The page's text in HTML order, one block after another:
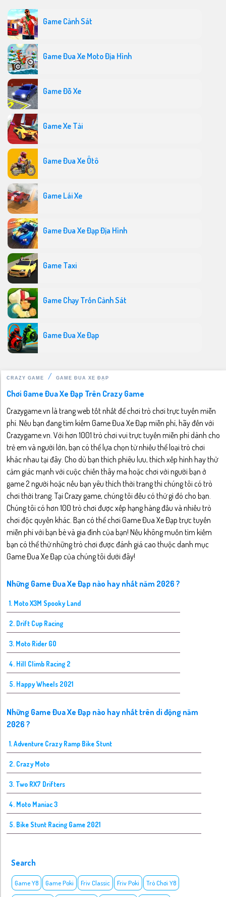
Game Cảnh Sát
Game Đua Xe Moto Địa Hình
Game Đỗ Xe
Game Xe Tải
Game Đua Xe Ôtô
Game Lái Xe
Game Đua Xe Đạp Địa Hình
Game Taxi
Game Chạy Trốn Cảnh Sát
Game Đua Xe Đạp
CRAZY GAME GAME ĐUA XE ĐẠP
Chơi Game Đua Xe Đạp Trên Crazy Game
Crazygame.vn là trang web tốt nhất để chơi trò chơi trực tuyến miễn
phí. Nếu bạn đang tìm kiếm Game Đua Xe Đạp miễn phí, hãy đến với
Crazygame.vn. Với hơn 1001 trò chơi vui trực tuyến miễn phí dành cho
trẻ em và người lớn, bạn có thể lựa chọn từ nhiều thể loại trò chơi
khác nhau tại đây. Cho dù bạn thích phiêu lưu, thích xếp hình hay thử
cảm giác mạnh với cuộc chiến thây ma hoặc chơi với người bạn ở
game 2 người hoặc nếu bạn yêu thích thời trang thì chúng tôi có trò
chơi thời trang. Tại Crazy game, chúng tôi đều có thứ gì đó cho bạn.
Chúng tôi có hơn 100 trò chơi được xếp hạng hàng đầu và nhiều trò
chơi độc quyền khác. Bạn có thể chơi Game Đua Xe Đạp trực tuyến
miễn phí với bạn bè và gia đình của bạn! Nếu không muốn tìm kiếm
bạn có thể thử những trò chơi được đánh giá cao thuộc danh mục
Game Đua Xe Đạp của chúng tôi dưới đây!
Những Game Đua Xe Đạp nào hay nhất năm 2026 ?
1. Moto X3M Spooky Land
2. Drift Cup Racing
3. Moto Rider GO
4. Hill Climb Racing 2
5. Happy Wheels 2021
Những Game Đua Xe Đạp nào hay nhất trên di động năm
2026 ?
1. Adventure Crazy Ramp Bike Stunt
2. Crazy Moto
3. Two RX7 Drifters
4. Moto Maniac 3
5. Bike Stunt Racing Game 2021
Search
Game Y8 Game Poki Friv Classic Friv Poki Trò Chơi Y8